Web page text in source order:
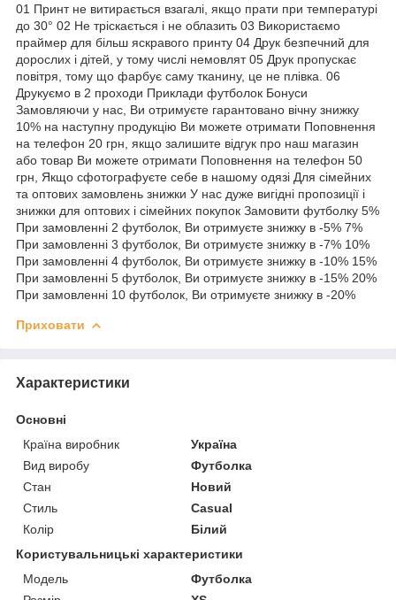
01 Принт не витирається взагалі, якщо прати при температурі
до 30° 02 Не тріскається і не облазить 03 Використаємо
праймер для більш яскравого принту 04 Друк безпечний для
дорослих і дітей, у тому числі немовлят 05 Друк пропускає
повітря, тому що фарбує саму тканину, це не плівка. 06
Друкуємо в 2 проходи Приклади футболок Бонуси
Замовляючи у нас, Ви отримуєте гарантовано вічну знижку
10% на наступну продукцію Ви можете отримати Поповнення
на телефон 20 грн, якщо залишите відгук про наш магазин
або товар Ви можете отримати Поповнення на телефон 50
грн, Якщо сфотографуєте себе в нашому одязі Для сімейних
та оптових замовлень знижки У нас дуже вигідні пропозиції і
знижки для оптових і сімейних покупок Замовити футболку 5%
При замовленні 2 футболок, Ви отримуєте знижку в -5% 7%
При замовленні 3 футболок, Ви отримуєте знижку в -7% 10%
При замовленні 4 футболок, Ви отримуєте знижку в -10% 15%
При замовленні 5 футболок, Ви отримуєте знижку в -15% 20%
При замовленні 10 футболок, Ви отримуєте знижку в -20%
Приховати
Характеристики
Основні
Країна виробник
Україна
Вид виробу
Футболка
Стан
Новий
Стиль
Casual
Колір
Білий
Користувальницькі характеристики
Мoдель
Футболка